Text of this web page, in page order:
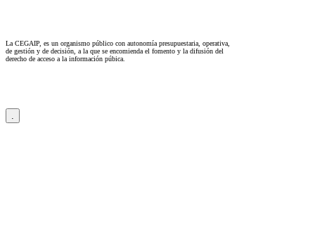
La CEGAIP, es un organismo público con autonomía presupuestaria, operativa,
de gestión y de decisión, a la que se encomienda el fomento y la difusión del
derecho de acceso a la información púbica.